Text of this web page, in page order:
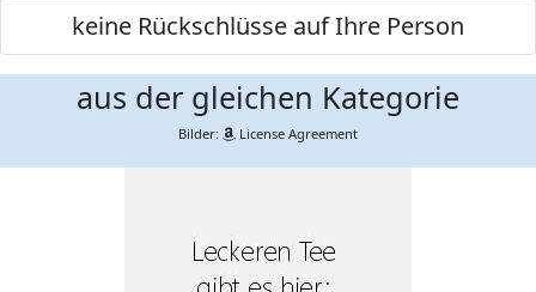
keine Rückschlüsse auf Ihre Person
aus der gleichen Kategorie
Bilder: License Agreement